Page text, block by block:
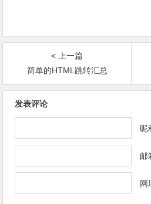
< 上一篇
简单的HTML跳转汇总
发表评论
昵
邮
网